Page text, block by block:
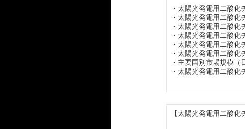
・太陽光発電用二酸
・太陽光発電用二酸化
・太陽光発電用二酸
・太陽光発電用二酸
・太陽光発電用二酸
・太陽光発電用二酸
・主要国別市場規模（
・太陽光発電用二酸
【太陽光発電用二酸